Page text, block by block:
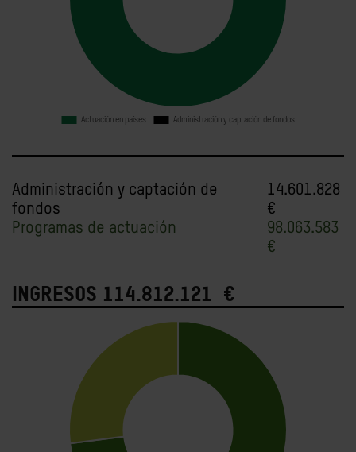
Administración y captación de
fondos
Programas de actuación
14.601.828
€
98.063.583
€
ingresos 114.812.121 €